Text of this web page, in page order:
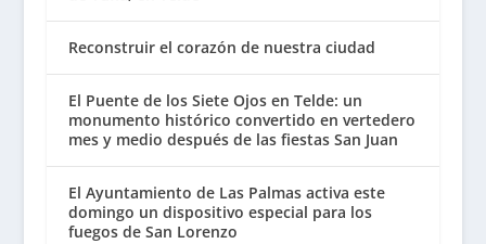
Reconstruir el corazón de nuestra ciudad
El Puente de los Siete Ojos en Telde: un
monumento histórico convertido en vertedero
mes y medio después de las fiestas San Juan
El Ayuntamiento de Las Palmas activa este
domingo un dispositivo especial para los
fuegos de San Lorenzo